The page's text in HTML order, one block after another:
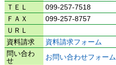
ＴＥＬ
099-257-7518
ＦＡＸ
099-257-8757
ＵＲＬ
資料請求
資料請求フォーム
問い合わ
せ
お問い合わせフォーム